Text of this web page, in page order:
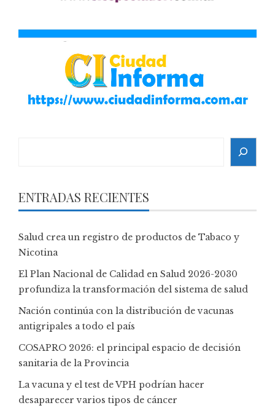
ENTRADAS RECIENTES
Salud crea un registro de productos de Tabaco y
Nicotina
El Plan Nacional de Calidad en Salud 2026-2030
profundiza la transformación del sistema de salud
Nación continúa con la distribución de vacunas
antigripales a todo el país
COSAPRO 2026: el principal espacio de decisión
sanitaria de la Provincia
La vacuna y el test de VPH podrían hacer
desaparecer varios tipos de cáncer